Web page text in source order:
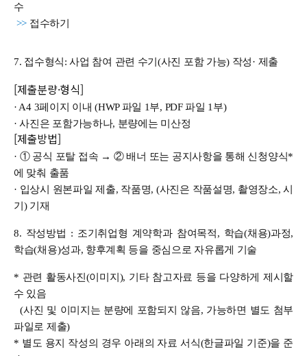
수
>> 접수하기
7. 접수형식:사업 참여 관련 수기(사진 포함 가능) 작성· 제출
[제출분량·형식]
· A4 3페이지 이내(HWP 파일 1부, PDF 파일 1부)
· 사진은 포함가능하나, 분량에는 미산정
[제출방법]
· ① 공식 포탈 접속 → ② 배너 또는 공지사항을 통해 신청양식*
에 맞춰 출품
· 입상시 원본파일 제출, 작품명, (사진은 작품설명, 촬영장소, 시
기) 기재
8. 작성방법 : 조기취업형 계약학과 참여목적, 학습(채용)과정,
학습(채용)성과, 향후계획 등을 중심으로 자유롭게 기술
* 관련 활동사진(이미지), 기타 참고자료 등을 다양하게 제시할
수 있음
(사진 및 이미지는 분량에 포함되지 않음, 가능하면 별도 첨부
파일로 제출)
* 별도 용지 작성의 경우 아래의 자료 서식(한글파일 기준)을 준